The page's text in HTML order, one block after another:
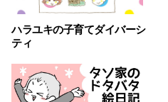
ハラユキの子育てダイバーシ
ティ